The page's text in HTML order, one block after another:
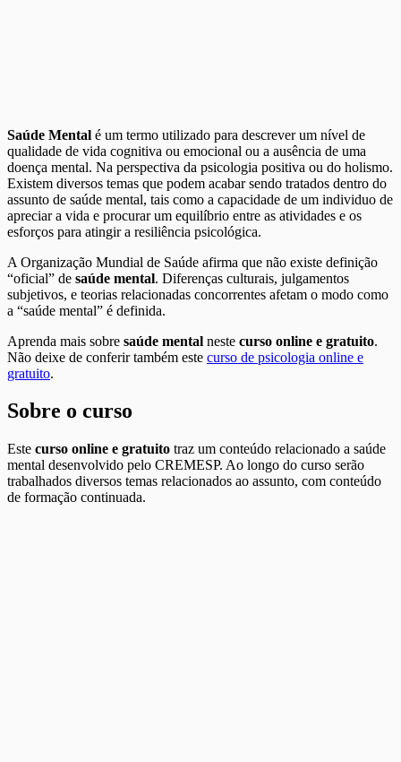
Saúde Mental é um termo utilizado para descrever um nível de
qualidade de vida cognitiva ou emocional ou a ausência de uma
doença mental. Na perspectiva da psicologia positiva ou do holismo.
Existem diversos temas que podem acabar sendo tratados dentro do
assunto de saúde mental, tais como a capacidade de um individuo de
apreciar a vida e procurar um equilíbrio entre as atividades e os
esforços para atingir a resiliência psicológica.
A Organização Mundial de Saúde afirma que não existe definição
“oficial” de saúde mental. Diferenças culturais, julgamentos
subjetivos, e teorias relacionadas concorrentes afetam o modo como
a “saúde mental” é definida.
Aprenda mais sobre saúde mental neste curso online e gratuito.
Não deixe de conferir também este curso de psicologia online e
gratuito.
Sobre o curso
Este curso online e gratuito traz um conteúdo relacionado a saúde
mental desenvolvido pelo CREMESP. Ao longo do curso serão
trabalhados diversos temas relacionados ao assunto, com conteúdo
de formação continuada.